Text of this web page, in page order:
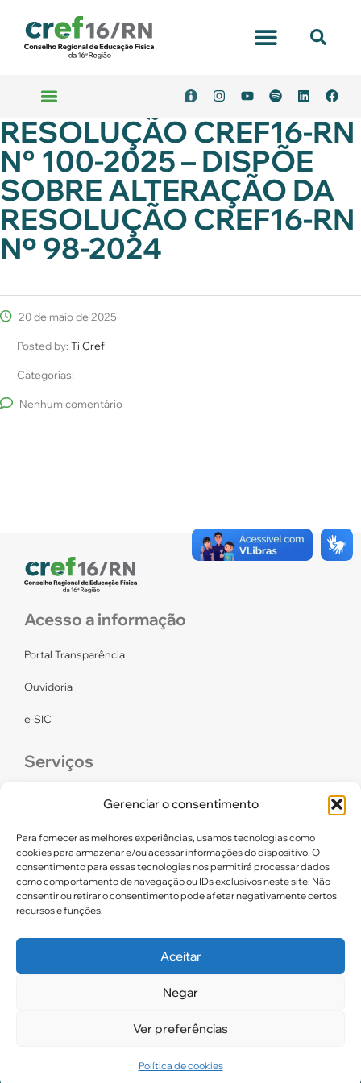
Gerenciar o consentimento
Para fornecer as melhores experiências, usamos tecnologias como
cookies para armazenar e/ou acessar informações do dispositivo. O
consentimento para essas tecnologias nos permitirá processar dados
como comportamento de navegação ou IDs exclusivos neste site. Não
consentir ou retirar o consentimento pode afetar negativamente certos
recursos e funções.
Aceitar
Negar
Ver preferências
Política de cookies
RESOLUÇÃO CREF16-RN
N° 100-2025 – DISPÕE
SOBRE ALTERAÇÃO DA
RESOLUÇÃO CREF16-RN
Nº 98-2024
20 de maio de 2025
Posted by: Ti Cref
Categorias:
Nenhum comentário
Acesso a informação
Portal Transparência
Ouvidoria
e-SIC
Serviços
Links úteis
Certidão de Quitação Eleitoral
Parceiros CREF16